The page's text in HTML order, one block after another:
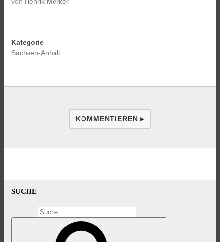
von Henrik Merker
Kategorie
Sachsen-Anhalt
KOMMENTIEREN ▸
SUCHE